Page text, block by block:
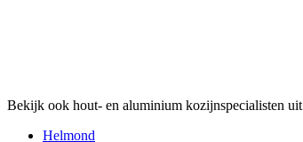
Bekijk ook hout- en aluminium kozijnspecialisten uit
Helmond